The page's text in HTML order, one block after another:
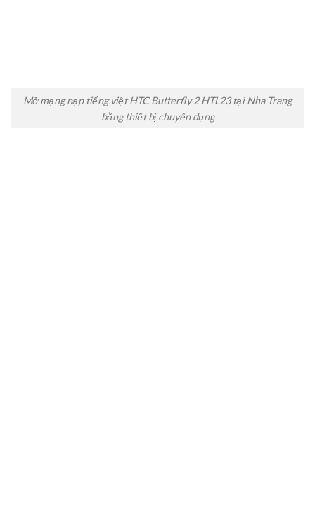
Mở mạng nạp tiếng việt HTC Butterfly 2 HTL23 tại Nha Trang
bằng thiết bị chuyên dụng